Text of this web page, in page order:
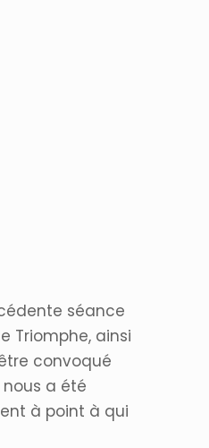
séance
Triomphe, ainsi
convoqué
a été
à point à qui